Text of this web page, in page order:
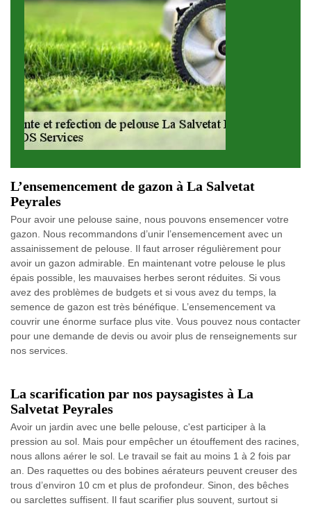
L’ensemencement de gazon à La Salvetat
Peyrales
Pour avoir une pelouse saine, nous pouvons ensemencer votre
gazon. Nous recommandons d’unir l’ensemencement avec un
assainissement de pelouse. Il faut arroser régulièrement pour
avoir un gazon admirable. En maintenant votre pelouse le plus
épais possible, les mauvaises herbes seront réduites. Si vous
avez des problèmes de budgets et si vous avez du temps, la
semence de gazon est très bénéfique. L’ensemencement va
couvrir une énorme surface plus vite. Vous pouvez nous contacter
pour une demande de devis ou avoir plus de renseignements sur
nos services.
La scarification par nos paysagistes à La
Salvetat Peyrales
Avoir un jardin avec une belle pelouse, c'est participer à la
pression au sol. Mais pour empêcher un étouffement des racines,
nous allons aérer le sol. Le travail se fait au moins 1 à 2 fois par
an. Des raquettes ou des bobines aérateurs peuvent creuser des
trous d’environ 10 cm et plus de profondeur. Sinon, des bêches
ou sarclettes suffisent. Il faut scarifier plus souvent, surtout si